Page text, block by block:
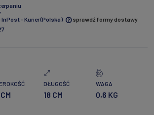
InPost - Kurier(Polska)
kosztów płatności
sprawdź formy dostawy
DŁUGOŚĆ
18 CM
WAGA
0,6 KG